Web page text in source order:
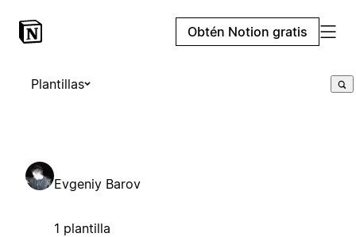
Obtén Notion gratis
Plantillas
Evgeniy Barov
1 plantilla